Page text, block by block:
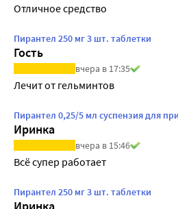
Отличное средство
Пирантел 250 мг 3 шт. таблетки
Гость
вчера в 17:35
Лечит от гельминтов
Пирантел 0,25/5 мл суспензия для
Иринка
вчера в 15:46
Всё супер работает
Пирантел 250 мг 3 шт. таблетки